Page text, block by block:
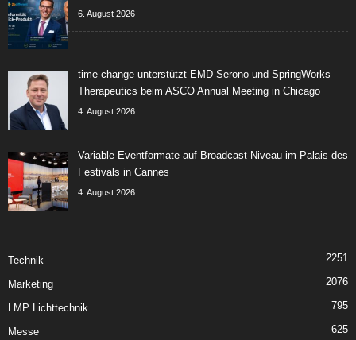
6. August 2026
time change unterstützt EMD Serono und SpringWorks
Therapeutics beim ASCO Annual Meeting in Chicago
4. August 2026
Variable Eventformate auf Broadcast-Niveau im Palais des
Festivals in Cannes
4. August 2026
Technik 2251
Marketing 2076
LMP Lichttechnik 795
Messe 625